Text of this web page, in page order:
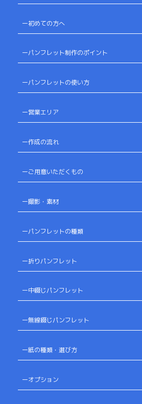
ー初めての方へ
ーパンフレット制作のポイント
ーパンフレットの使い方
ー営業エリア
ー作成の流れ
ーご用意いただくもの
ー撮影・素材
ーパンフレットの種類
ー折りパンフレット
ー中綴じパンフレット
ー無線綴じパンフレット
ー紙の種類・選び方
ーオプション